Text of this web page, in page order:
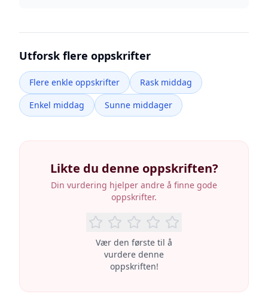
Utforsk flere oppskrifter
Flere enkle oppskrifter
Rask middag
Enkel middag
Sunne middager
Likte du denne oppskriften?
Din vurdering hjelper andre å finne gode
oppskrifter.
Vær den første til å
vurdere denne
oppskriften!